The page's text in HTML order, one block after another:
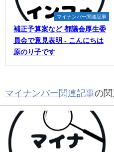
マイナンバー関連記事
補正予算案など 都議会厚生委
員会で意見表明 - こんにちは
原のり子です
マイナンバー関連記事の